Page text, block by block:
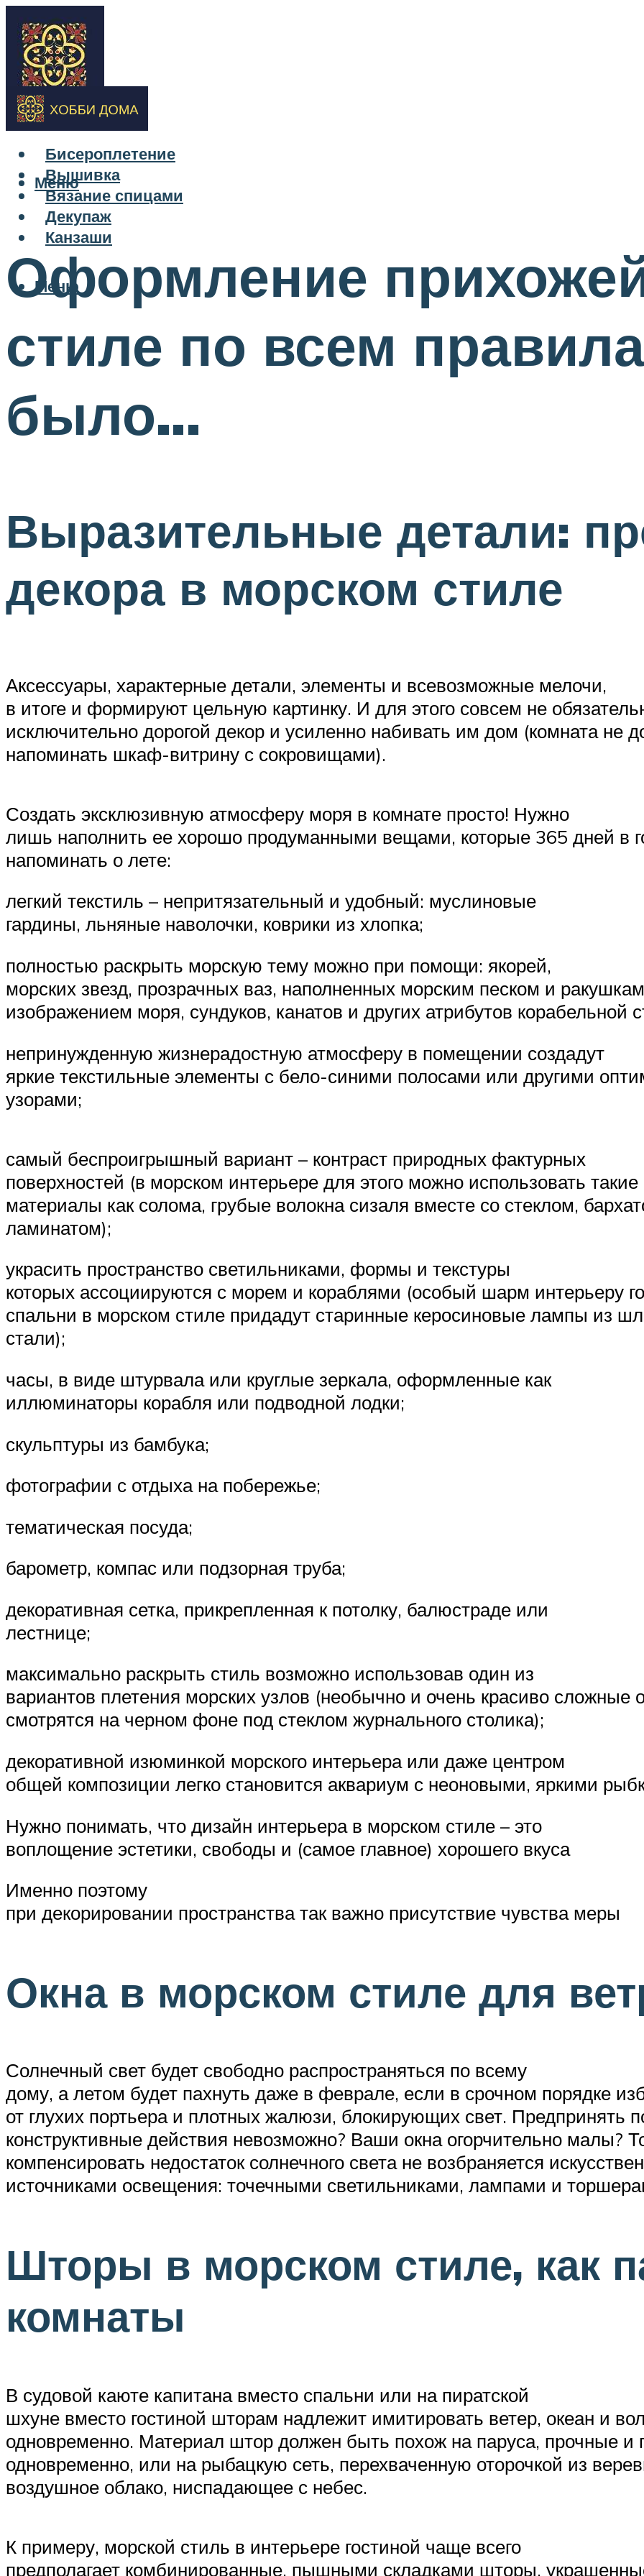
Бисероплетение
Вышивка
Вязание спицами
Декупаж
Канзаши
Меню
Меню
Оформление
стиле по всем
было…
Выразительные детали:
декора в морском стиле
Аксессуары, характерные детали, элементы и всевозможные мелочи,
в итоге и формируют цельную картинку. И для этого совсем не
исключительно дорогой декор и усиленно набивать им дом (комната не
напоминать шкаф-витрину с сокровищами).
Создать эксклюзивную атмосферу моря в комнате просто! Нужно
лишь наполнить ее хорошо продуманными вещами, которые 365 дней в
напоминать о лете:
легкий текстиль – непритязательный и удобный: муслиновые
гардины, льняные наволочки, коврики из хлопка;
полностью раскрыть морскую тему можно при помощи: якорей,
морских звезд, прозрачных ваз, наполненных морским песком и
изображением моря, сундуков, канатов и других атрибутов корабельной
непринужденную жизнерадостную атмосферу в помещении создадут
яркие текстильные элементы с бело-синими полосами или другими
узорами;
самый беспроигрышный вариант – контраст природных фактурных
поверхностей (в морском интерьере для этого можно использовать
материалы как солома, грубые волокна сизаля вместе со стеклом,
ламинатом);
украсить пространство светильниками, формы и текстуры
которых ассоциируются с морем и кораблями (особый шарм интерьеру
спальни в морском стиле придадут старинные керосиновые лампы из
стали);
часы, в виде штурвала или круглые зеркала, оформленные как
иллюминаторы корабля или подводной лодки;
скульптуры из бамбука;
фотографии с отдыха на побережье;
тематическая посуда;
барометр, компас или подзорная труба;
декоративная сетка, прикрепленная к потолку, балюстраде или
лестнице;
максимально раскрыть стиль возможно использовав один из
вариантов плетения морских узлов (необычно и очень красиво сложные
смотрятся на черном фоне под стеклом журнального столика);
декоративной изюминкой морского интерьера или даже центром
общей композиции легко становится аквариум с неоновыми, яркими
Нужно понимать, что дизайн интерьера в морском стиле – это
воплощение эстетики, свободы и (самое главное) хорошего вкуса
Именно поэтому
при декорировании пространства так важно присутствие чувства меры
Окна в морском стиле для
Солнечный свет будет свободно распространяться по всему
дому, а летом будет пахнуть даже в феврале, если в срочном порядке
от глухих портьера и плотных жалюзи, блокирующих свет. Предпринять
конструктивные действия невозможно? Ваши окна огорчительно малы?
компенсировать недостаток солнечного света не возбраняется
источниками освещения: точечными светильниками, лампами и
Шторы в морском стиле, как
комнаты
В судовой каюте капитана вместо спальни или на пиратской
шхуне вместо гостиной шторам надлежит имитировать ветер, океан и
одновременно. Материал штор должен быть похож на паруса, прочные и
одновременно, или на рыбацкую сеть, перехваченную оторочкой из
воздушное облако, ниспадающее с небес.
К примеру, морской стиль в интерьере гостиной чаще всего
предполагает комбинированные, пышными складками шторы,